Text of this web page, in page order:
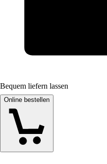
Bequem liefern lassen
Online bestellen